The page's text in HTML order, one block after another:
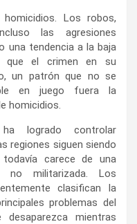
Los robos,
las agresiones
una tendencia a la baja
que el crimen en su
un patrón que no se
en juego fuera la
homicidios.
logrado controlar
regiones siguen siendo
carece de una
no militarizada. Los
clasifican la
problemas del
mientras